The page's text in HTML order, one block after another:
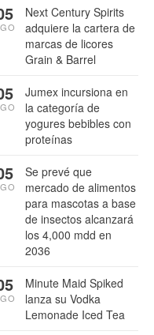
Next Century Spirits
adquiere la cartera de
marcas de licores
Grain & Barrel
Jumex incursiona en
la categoría de
yogures bebibles con
proteínas
Se prevé que
mercado de alimentos
para mascotas a base
de insectos alcanzará
los 4,000 mdd en
2036
Minute Maid Spiked
lanza su Vodka
Lemonade Iced Tea